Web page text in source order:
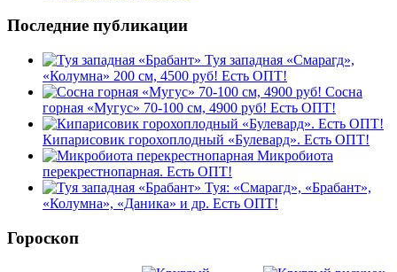
Последние публикации
Туя западная «Смарагд»,
«Колумна» 200 см, 4500 руб! Есть ОПТ!
Сосна
горная «Мугус» 70-100 см, 4900 руб! Есть ОПТ!
Кипарисовик горохоплодный «Булевард». Есть ОПТ!
Микробиота
перекрестнопарная. Есть ОПТ!
Туя: «Смарагд», «Брабант»,
«Колумна», «Даника» и др. Есть ОПТ!
Гороскоп